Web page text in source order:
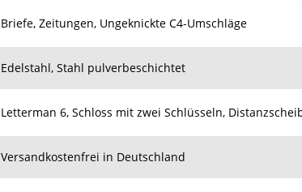
Briefe, Zeitungen, Ungeknickte C4-Umschläge
Edelstahl, Stahl pulverbeschichtet
Letterman 6, Schloss mit zwei Schlüsseln,
Versandkostenfrei in Deutschland